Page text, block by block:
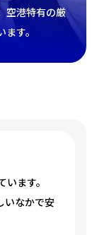
空港特有の厳
す。
ます。
いなかで安